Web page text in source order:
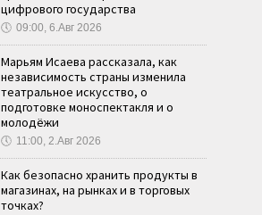
цифрового государства
🕔 09:00, 6.Авг 2026
Марьям Исаева рассказала, как
независимость страны изменила
театральное искусство, о
подготовке моноспектакля и о
молодёжи
🕔 11:00, 2.Авг 2026
Как безопасно хранить продукты в
магазинах, на рынках и в торговых
точках?